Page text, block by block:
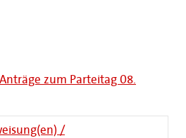
zum Parteitag 08.
/